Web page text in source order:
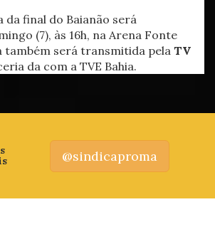
da final do Baianão será
(7), às 16h, na Arena Fonte
também será transmitida pela TV
da com a TVE Bahia.
@sindicaproma